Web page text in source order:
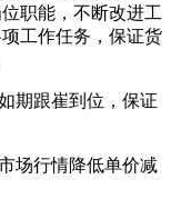
职能，不断改进工
工作任务，保证货
期跟崔到位，保证
场行情降低单价减